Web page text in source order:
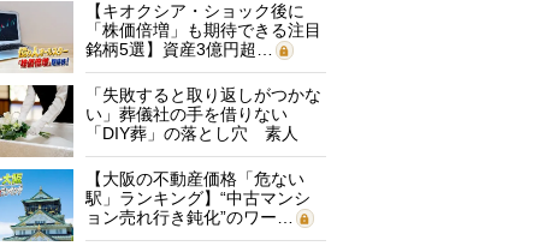
【キオクシア・ショック後に
「株価倍増」も期待できる注目
銘柄5選】資産3億円超…
「失敗すると取り返しがつかな
い」葬儀社の手を借りない
「DIY葬」の落とし穴 素人
に…
【大阪の不動産価格「危ない
駅」ランキング】“中古マンシ
ョン売れ行き鈍化”のワー…